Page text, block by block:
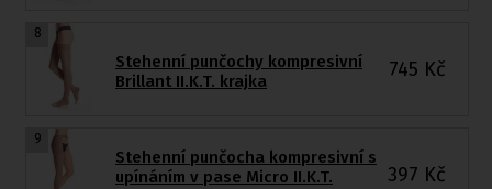
8
Stehenní punčochy kompresivní
Brillant II.K.T. krajka
745 Kč
9
Stehenní punčocha kompresivní s
upínáním v pase Micro II.K.T.
397 Kč